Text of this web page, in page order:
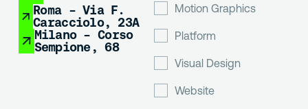
Roma - Via F.
Caracciolo, 23A
Milano - Corso
Sempione, 68
Motion Graphics
Platform
Visual Design
Website